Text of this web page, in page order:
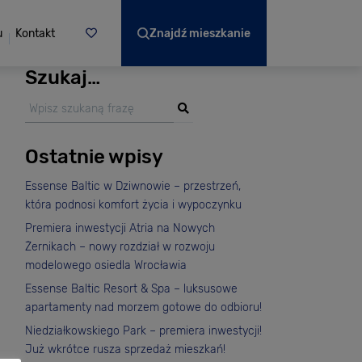
Kontakt Znajdź mieszkanie
Szukaj…
Ostatnie wpisy
Essense Baltic w Dziwnowie – przestrzeń,
która podnosi komfort życia i wypoczynku
Premiera inwestycji Atria na Nowych
Żernikach – nowy rozdział w rozwoju
modelowego osiedla Wrocławia
Essense Baltic Resort & Spa – luksusowe
apartamenty nad morzem gotowe do odbioru!
Niedziałkowskiego Park – premiera inwestycji!
Już wkrótce rusza sprzedaż mieszkań!